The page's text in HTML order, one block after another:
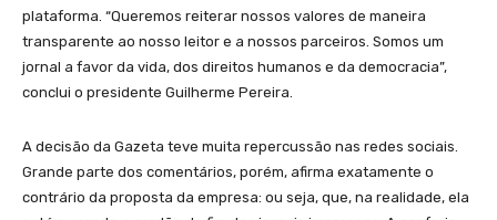
plataforma. “Queremos reiterar nossos valores de maneira
transparente ao nosso leitor e a nossos parceiros. Somos um
jornal a favor da vida, dos direitos humanos e da democracia”,
conclui o presidente Guilherme Pereira.
A decisão da Gazeta teve muita repercussão nas redes sociais.
Grande parte dos comentários, porém, afirma exatamente o
contrário da proposta da empresa: ou seja, que, na realidade, ela